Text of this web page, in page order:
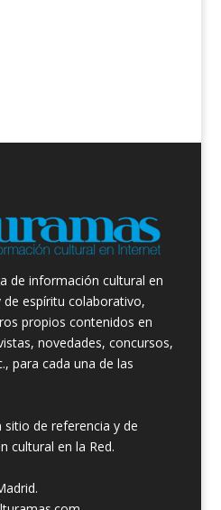
de información cultural en
espíritu colaborativo,
propios contenidos en
novedades, concursos,
para cada una de las
de referencia y de
cultural en la Red.